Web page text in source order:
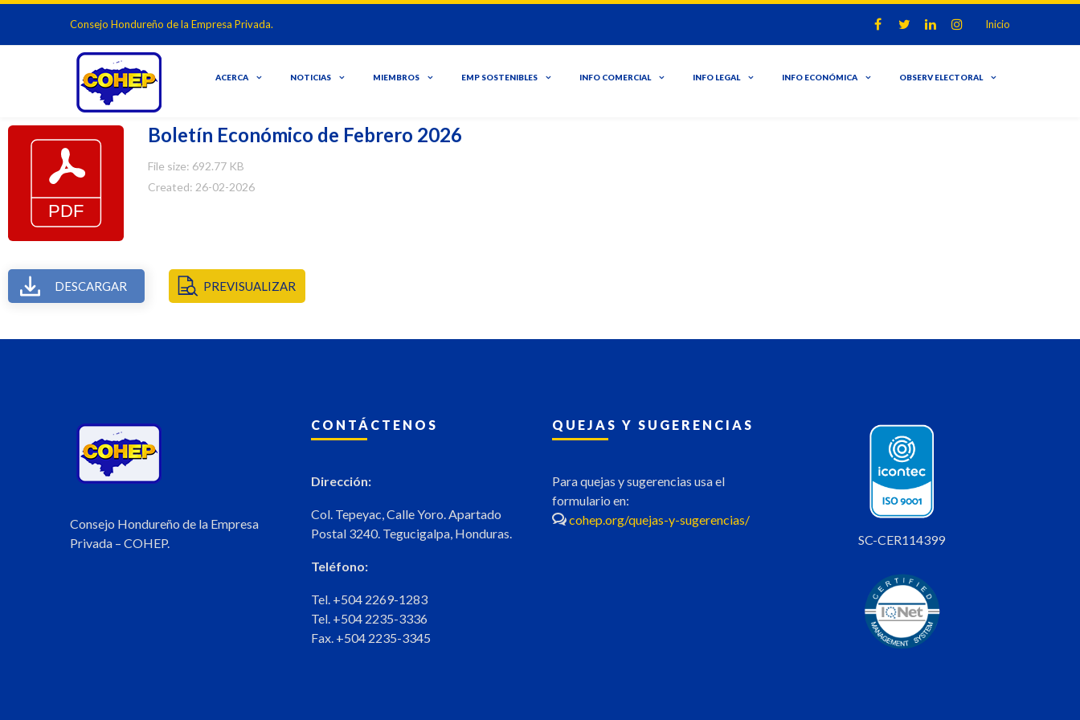
Consejo Hondureño de la Empresa Privada. Inicio
ACERCA NOTICIAS MIEMBROS EMP SOSTENIBLES INFO COMERCIAL INFO LEGAL INFO ECONÓMICA OBSERV ELECTORAL
Boletín Económico de Febrero 2026
File size: 692.77 KB
Created: 26-02-2026
DESCARGAR PREVISUALIZAR
Consejo Hondureño de la Empresa
Privada – COHEP.
CONTÁCTENOS
Dirección:
Col. Tepeyac, Calle Yoro. Apartado
Postal 3240. Tegucigalpa, Honduras.
Teléfono:
Tel. +504 2269-1283
Tel. +504 2235-3336
Fax. +504 2235-3345
QUEJAS Y SUGERENCIAS
Para quejas y sugerencias usa el
formulario en:
cohep.org/quejas-y-sugerencias/
SC-CER114399